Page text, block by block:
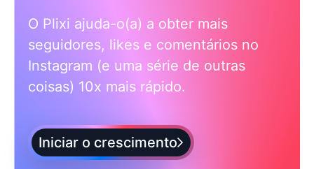
O Plixi ajuda-o(a) a obter mais
seguidores, likes e comentários no
Instagram (e uma série de outras
coisas) 10x mais rápido.
Iniciar o crescimento